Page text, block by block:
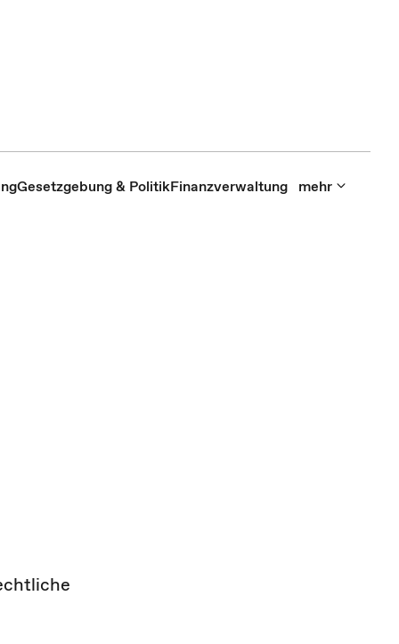
Gesetzgebung & PolitikFinanzverwaltung mehr